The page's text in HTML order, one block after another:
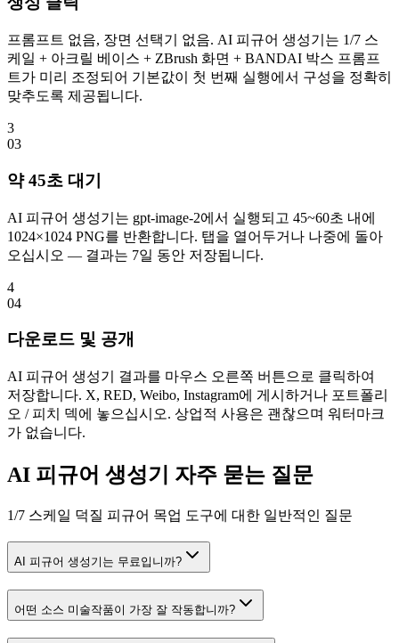
프롬프트 없음, 장면 선택기 없음. AI 피규어 생성기는 1/7 스
케일 + 아크릴 베이스 + ZBrush 화면 + BANDAI 박스 프롬프
트가 미리 조정되어 기본값이 첫 번째 실행에서 구성을 정확히
맞추도록 제공됩니다.
3
03
약 45초 대기
AI 피규어 생성기는 gpt-image-2에서 실행되고 45~60초 내에
1024×1024 PNG를 반환합니다. 탭을 열어두거나 나중에 돌아
오십시오 — 결과는 7일 동안 저장됩니다.
4
04
다운로드 및 공개
AI 피규어 생성기 결과를 마우스 오른쪽 버튼으로 클릭하여
저장합니다. X, RED, Weibo, Instagram에 게시하거나 포트폴리
오 / 피치 덱에 놓으십시오. 상업적 사용은 괜찮으며 워터마크
가 없습니다.
AI 피규어 생성기 자주 묻는 질문
1/7 스케일 덕질 피규어 목업 도구에 대한 일반적인 질문
AI 피규어 생성기는 무료입니까?
어떤 소스 미술작품이 가장 잘 작동합니까?